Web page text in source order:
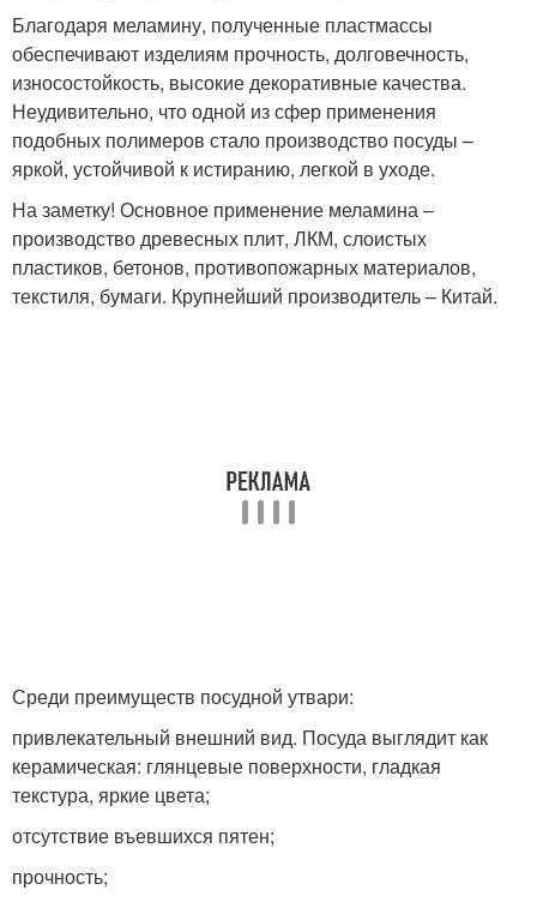
Благодаря меламину, полученные пластмассы
обеспечивают изделиям прочность, долговечность,
износостойкость, высокие декоративные качества.
Неудивительно, что одной из сфер применения
подобных полимеров стало производство посуды –
яркой, устойчивой к истиранию, легкой в уходе.
На заметку! Основное применение меламина –
производство древесных плит, ЛКМ, слоистых
пластиков, бетонов, противопожарных материалов,
текстиля, бумаги. Крупнейший производитель – Китай.
Среди преимуществ посудной утвари:
привлекательный внешний вид. Посуда выглядит как
керамическая: глянцевые поверхности, гладкая
текстура, яркие цвета;
отсутствие въевшихся пятен;
прочность;